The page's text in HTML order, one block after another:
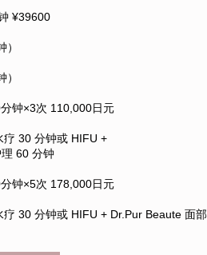
¥39600
钟×3次 110,000日元
30 分钟或 HIFU +
60 分钟
钟×5次 178,000日元
30 分钟或 HIFU + Dr.Pur Beaute 面